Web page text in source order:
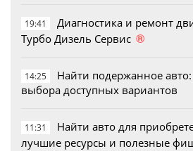
19:41
Диагностика и ремонт
Турбо Дизель Сервис ®
14:25
Найти подержанное авто:
выбора доступных вариантов
11:31
Найти авто для
лучшие ресурсы и полезные